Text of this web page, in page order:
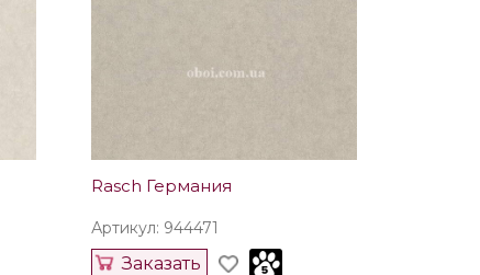
Rasch Германия
Артикул: 944471
Заказать